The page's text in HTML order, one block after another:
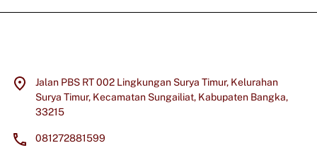
Jalan PBS RT 002 Lingkungan Surya Timur, Kelurahan
Surya Timur, Kecamatan Sungailiat, Kabupaten Bangka,
33215
081272881599